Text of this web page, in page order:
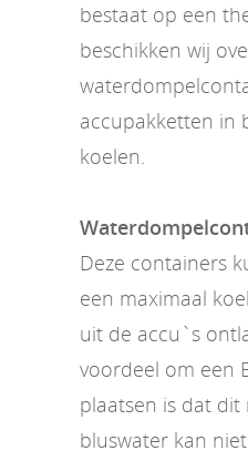
bestaat op een
beschikken wij
accupakketten in
koelen.
Deze containers
een maximaal
uit de accu`s
voordeel om een
plaatsen is dat
bluswater kan